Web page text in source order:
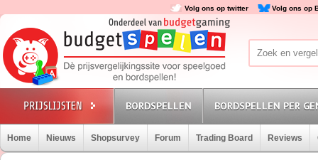
Volg ons op twitter Volg ons op
BORDSPELLEN BORDSPELLEN PER
Home Nieuws Shopsurvey Forum Trading Board Reviews